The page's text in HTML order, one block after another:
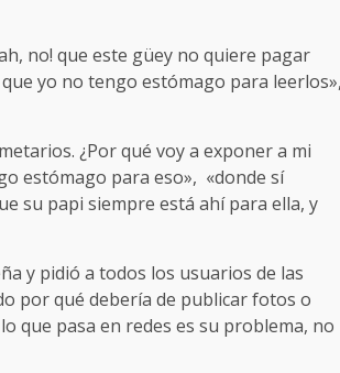
no! que este güey no quiere pagar
yo no tengo estómago para
¿Por qué voy a exponer a mi
estómago para eso», «donde sí
su papi siempre está ahí para ella, y
y pidió a todos los usuarios de las
por qué debería de publicar fotos o
que pasa en redes es su problema, no